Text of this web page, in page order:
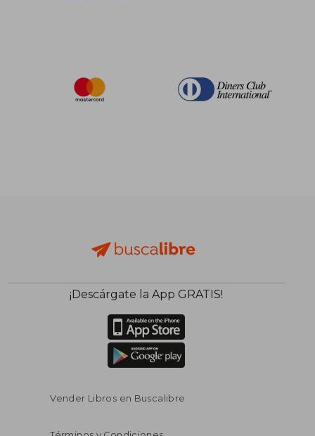
¡Descárgate la App GRATIS!
Vender Libros en Buscalibre